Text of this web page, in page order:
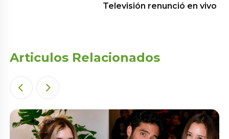
Televisión renunció en vivo
Articulos Relacionados